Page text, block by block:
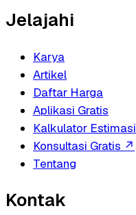
Jelajahi
Karya
Artikel
Daftar Harga
Aplikasi Gratis
Kalkulator Estimasi
Konsultasi Gratis ↗
Tentang
Kontak